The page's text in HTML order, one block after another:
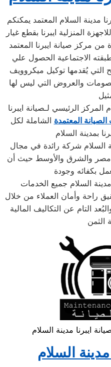
مدينة السلام المعتمد يمكنكم
المنزلية ايبرنا بقطع غيار
الاجتماعية الحصول علي
التي يُقدمها توكيل ميكروويف
والعروض التي ليس لها
المركز الرئيسي لـصيانة ايبرنا
المعتمدة الشاملة لكل
بمدينة السلام
السلام شركة رائدة في مجال
مصر والشرق والأوسط حيث أن
بكفائه وجودة
مدينة السلام جميع الخدمات
راحة وأمان العملاء من خلال
التام عن التكاليف المالية
الثمن
ايبرنا مدينة السلام
مدينة السلام